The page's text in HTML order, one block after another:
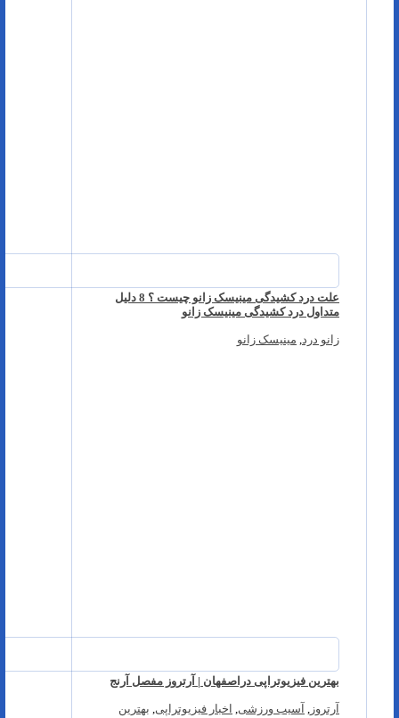
علت درد کشیدگی مینیسک زانو چیست ؟ 8 دلیل
متداول درد کشیدگی مینیسک زانو
زانو درد مینیسک زانو
بهترین فیزیوتراپی دراصفهان | آرتروز مفصل آرنج
آرتروز آسیب ورزشی اخبار فیزیوتراپی بهترین